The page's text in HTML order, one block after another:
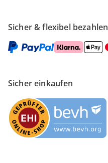
Sicher & flexibel bezahlen
Sicher einkaufen